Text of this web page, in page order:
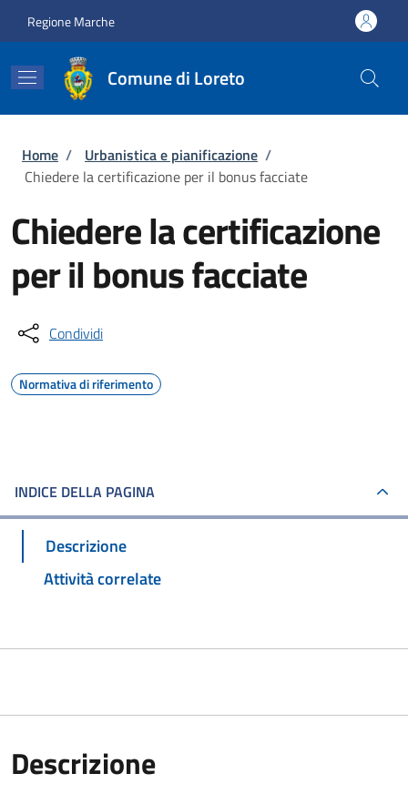
Regione Marche
Comune di Loreto
Briciole di pane
Home / Urbanistica e pianificazione /
Chiedere la certificazione per il bonus facciate
Chiedere la certificazione
per il bonus facciate
Condividi
Normativa di riferimento
INDICE DELLA PAGINA
Descrizione
Attività correlate
Descrizione